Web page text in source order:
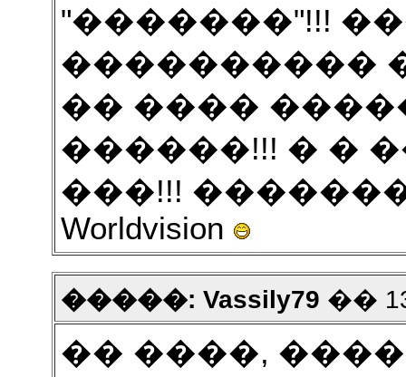
"�������"!!!
����������
�� ����
������!!! � �
���!!!
Worldvision
�����: Vassily79 ��
�� ����,